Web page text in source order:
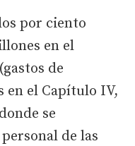
por ciento
en el
de
en el Capítulo IV,
se
de las